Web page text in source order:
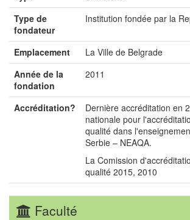
Type de
fondateur
Institution fondée par la
Emplacement
La Ville de Belgrade
Année de la
fondation
2011
Accréditation?
Dernière accréditation en
nationale pour
qualité dans
Serbie – NEAQA.
La Comission
qualité 2015, 2010
Faculté